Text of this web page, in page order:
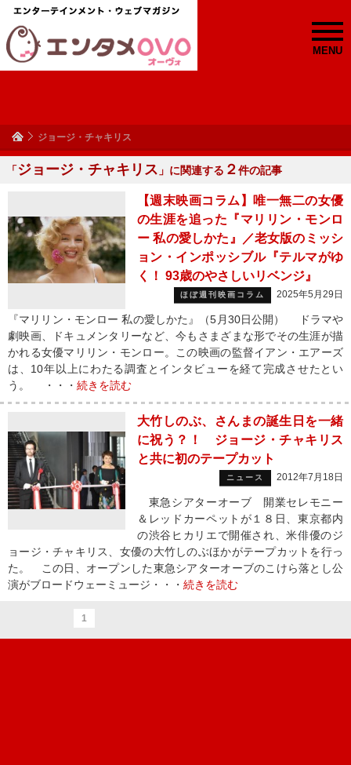
MENU
ジョージ・チャキリス
「ジョージ・チャキリス 」に関連する ２件の記事
【週末映画コラム】唯一無二の女優
の生涯を追った『マリリン・モンロ
ー 私の愛しかた』／老女版のミッシ
ョン・インポッシブル『テルマがゆ
く！ 93歳のやさしいリベンジ』
ほぼ週刊映画コラム 2025年5月29日
『マリリン・モンロー 私の愛しかた』（5月30日公開） ドラマや
劇映画、ドキュメンタリーなど、今もさまざまな形でその生涯が描
かれる女優マリリン・モンロー。この映画の監督イアン・エアーズ
は、10年以上にわたる調査とインタビューを経て完成させたとい
う。 ・・・ 続きを読む
大竹しのぶ、さんまの誕生日を一緒
に祝う？！ ジョージ・チャキリス
と共に初のテープカット
ニュース 2012年7月18日
東急シアターオーブ 開業セレモニー
＆レッドカーペットが１８日、東京都内
の渋谷ヒカリエで開催され、米俳優のジ
ョージ・チャキリス、女優の大竹しのぶほかがテープカットを行っ
た。 この日、オープンした東急シアターオーブのこけら落とし公
演がブロードウェーミュージ・・・ 続きを読む
1